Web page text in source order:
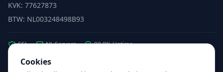
KVK: 77627873
BTW: NL003248498B93
SSL NL Servers 99.9% Uptime
Cookies